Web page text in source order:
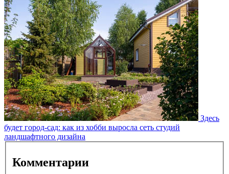
Здесь
будет город-сад: как из хобби выросла сеть студий
ландшафтного дизайна
Комментарии